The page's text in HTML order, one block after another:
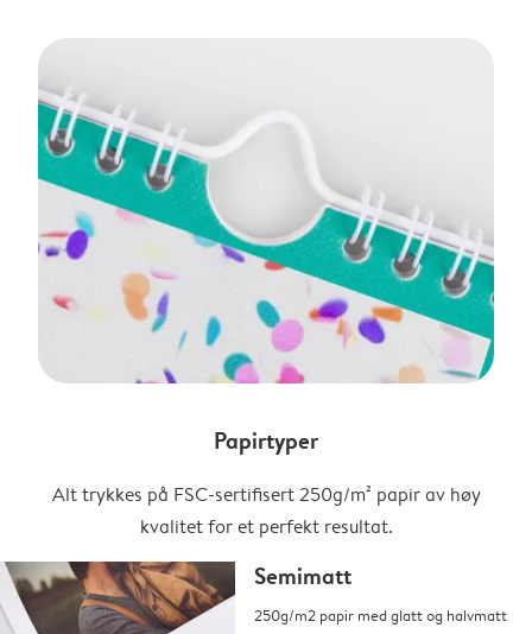
Papirtyper
Alt trykkes på FSC-sertifisert 250g/m² papir av høy
kvalitet for et perfekt resultat.
Semimatt
250g/m2 papir med glatt og halvmatt